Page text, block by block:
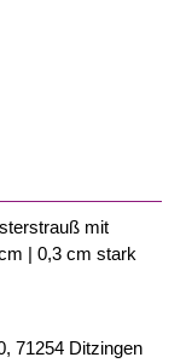
71254 Ditzingen
mit
| 0,3 cm stark